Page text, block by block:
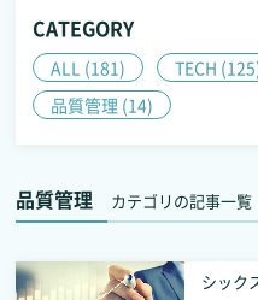
CATEGORY
ALL (181) TECH
品質管理 (14)
品質管理 カテゴリの記事一覧
シック